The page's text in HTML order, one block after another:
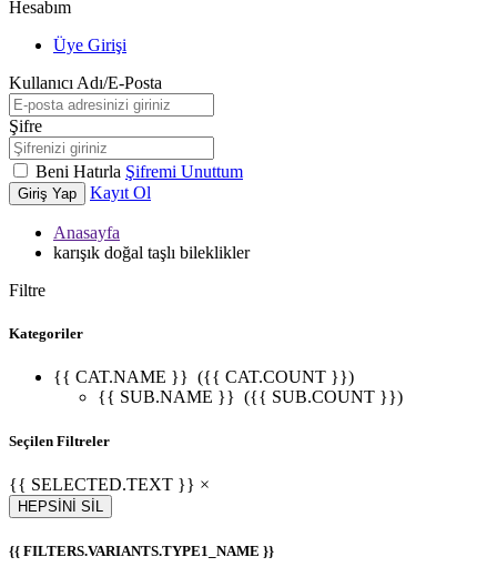
Hesabım
Üye Girişi
Kullanıcı Adı/E-Posta
Şifre
Beni Hatırla Şifremi Unuttum
Giriş Yap Kayıt Ol
Anasayfa
karışık doğal taşlı bileklikler
Filtre
Kategoriler
{{ CAT.NAME }} ({{ CAT.COUNT }})
{{ SUB.NAME }} ({{ SUB.COUNT }})
Seçilen Filtreler
{{ SELECTED.TEXT }} ×
HEPSİNİ SİL
{{ FILTERS.VARIANTS.TYPE1_NAME }}